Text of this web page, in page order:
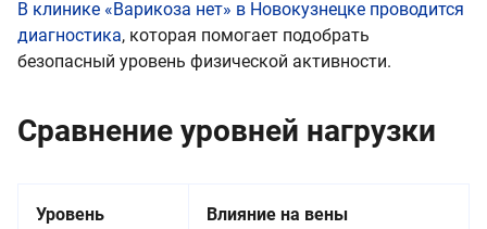
В клинике «Варикоза нет» в Новокузнецке проводится
диагностика, которая помогает подобрать
безопасный уровень физической активности.
Сравнение уровней нагрузки
Уровень
Влияние на вены